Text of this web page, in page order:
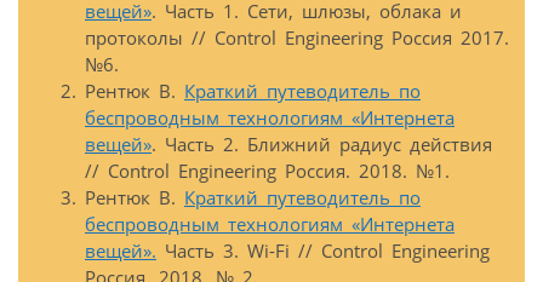
вещей». Часть 1. Сети, шлюзы, облака и
протоколы // Control Engineering Россия 2017.
№6.
Рентюк В. Краткий путеводитель по
беспроводным технологиям «Интернета
вещей». Часть 2. Ближний радиус действия
// Control Engineering Россия. 2018. №1.
Рентюк В. Краткий путеводитель по
беспроводным технологиям «Интернета
вещей». Часть 3. Wi-Fi // Control Engineering